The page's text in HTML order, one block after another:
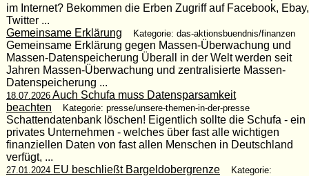
im Internet? Bekommen die Erben Zugriff auf Facebook, Ebay,
Twitter ...
Gemeinsame Erklärung
Kategorie: das-aktionsbuendnis/finanzen
Gemeinsame Erklärung gegen Massen-Überwachung und
Massen-Datenspeicherung Überall in der Welt werden seit
Jahren Massen-Überwachung und zentralisierte Massen-
Datenspeicherung ...
18.07.2026Auch Schufa muss Datensparsamkeit
beachten
Kategorie: presse/unsere-themen-in-der-presse
Schattendatenbank löschen! Eigentlich sollte die Schufa - ein
privates Unternehmen - welches über fast alle wichtigen
finanziellen Daten von fast allen Menschen in Deutschland
verfügt, ...
27.01.2024EU beschließt Bargeldobergrenze
Kategorie: